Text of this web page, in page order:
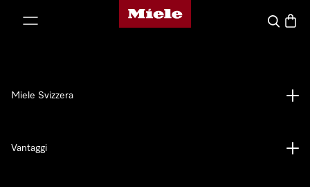
Homepage di Miele
Cerca
Miele Svizzera
Vantaggi